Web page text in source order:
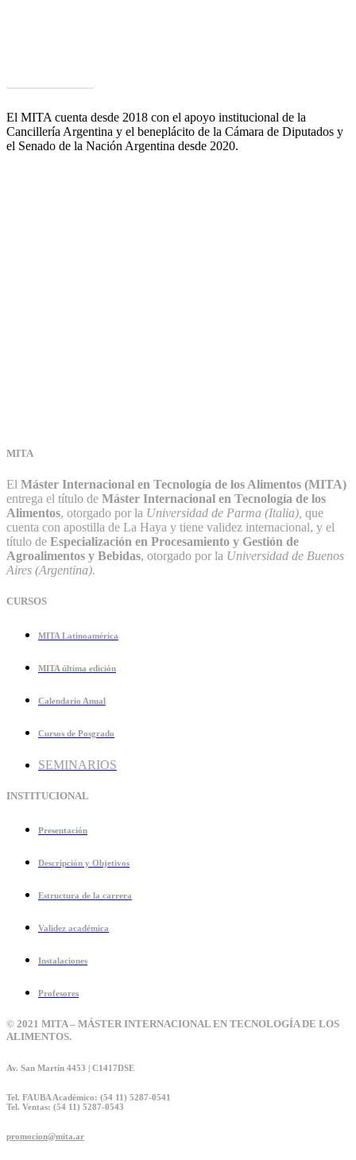
El MITA cuenta desde 2018 con el apoyo institucional de la
Cancillería Argentina y el beneplácito de la Cámara de Diputados y
el Senado de la Nación Argentina desde 2020.
MITA
El Máster Internacional en Tecnología de los Alimentos (MITA)
entrega el título de Máster Internacional en Tecnología de los
Alimentos, otorgado por la Universidad de Parma (Italia), que
cuenta con apostilla de La Haya y tiene validez internacional, y el
título de Especialización en Procesamiento y Gestión de
Agroalimentos y Bebidas, otorgado por la Universidad de Buenos
Aires (Argentina).
CURSOS
MITA Latinoamérica
MITA última edición
Calendario Anual
Cursos de Posgrado
SEMINARIOS
INSTITUCIONAL
Presentación
Descripción y Objetivos
Estructura de la carrera
Validez académica
Instalaciones
Profesores
© 2021 MITA – MÁSTER INTERNACIONAL EN TECNOLOGÍA DE LOS
ALIMENTOS.
Av. San Martín 4453 | C1417DSE
Tel. FAUBA Académico: (54 11) 5287-0541
Tel. Ventas: (54 11) 5287-0543
promocion@mita.ar